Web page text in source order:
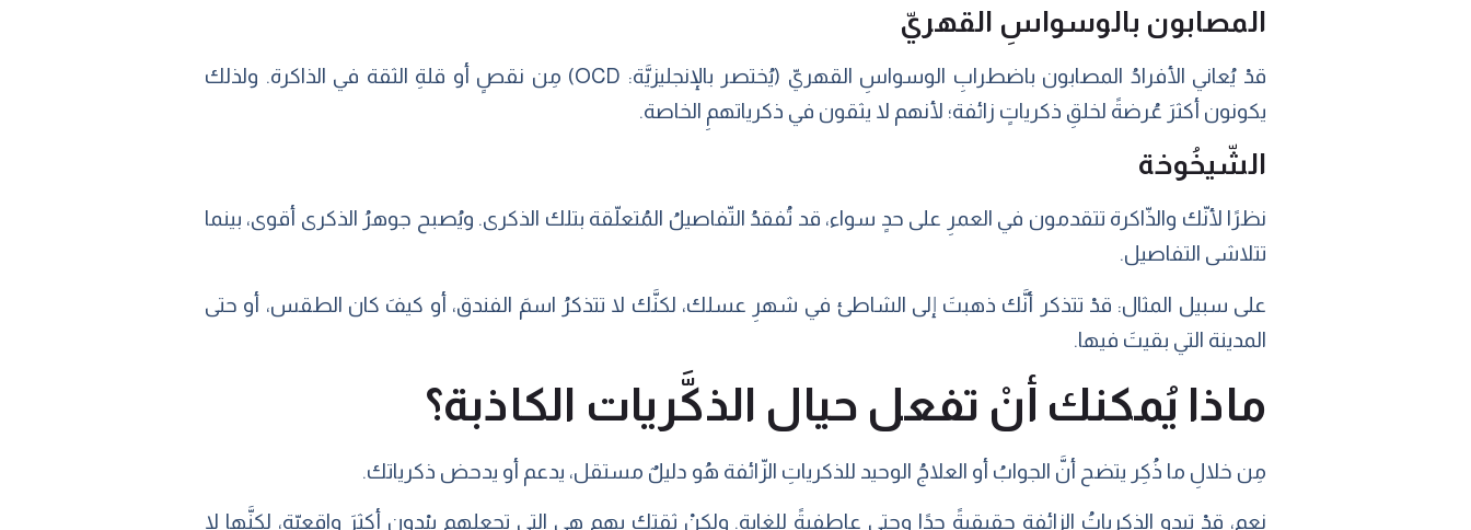
المصابون بالوسواسِ القهريّ
قدْ يُعاني الأفرادُ المصابون باضطرابِ الوسواسِ القهريّ (يُختصر بالإنجليزيَّة: OCD) مِن نقصٍ أو قلةِ الثقة في الذاكرة. ولذلك
يكونون أكثرَ عُرضةً لخلقِ ذكرياتٍ زائفة؛ لأنهم لا يثقون في ذكرياتهمِ الخاصة.
الشّيخُوخة
نظرًا لأنّك والذّاكرة تتقدمون في العمرِ على حدٍ سواء، قد تُفقدُ التّفاصيلُ المُتعلّقة بتلك الذكرى. ويُصبح جوهرُ الذكرى أقوى، بينما
تتلاشى التفاصيل.
على سبيل المثال: قدْ تتذكر أنَّك ذهبتَ إلى الشاطئ في شهرِ عسلك، لكنَّك لا تتذكرُ اسمَ الفندق، أو كيفَ كان الطقس، أو حتى
المدينة التي بقيتَ فيها.
ماذا يُمكنك أنْ تفعل حيال الذكَّريات الكاذبة؟
مِن خلالِ ما ذُكِر يتضح أنَّ الجوابُ أو العلاجُ الوحيد للذكرياتِ الزّائفة هُو دليلٌ مستقل، يدعم أو يدحض ذكرياتك.
نعم، قدْ تبدو الذكرياتُ الزائفة حقيقيةً جدًا وحتى عاطفيةً للغاية. ولكنْ ثقتك بهم هي التي تجعلهم يبْدون أكثرَ واقعيّة، لكنَّها لا